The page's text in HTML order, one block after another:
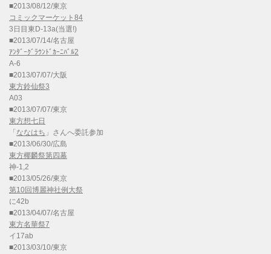
■2013/08/12/東京
コミックマーケット84
3日目東D-13a(当選!)
■2013/07/14/名古屋
ｱﾝﾀﾞｰｸﾞﾗｳﾝﾄﾞｶｰﾆﾊﾞﾙ2
A-6
■2013/07/07/大阪
東方鈴仙祭3
A03
■2013/07/07/東京
東方想七日
「 ななはち 」さんへ委託参加
■2013/06/30/広島
東方椰麟祭第四幕
神-1,2
■2013/05/26/東京
第10回博麗神社例大祭
に42b
■2013/04/07/名古屋
東方名華祭7
イ17ab
■2013/03/10/東京